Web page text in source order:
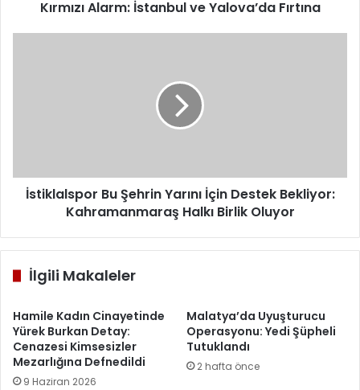
FırtınaKırmızı Alarm: İstanbul ve Yalova’da Fırtına
Halkı
Birlikİstiklalspor Bu Şehrin Yarını İçin Destek Bekliyor:
Kahramanmaraş Halkı Birlik Oluyor
İlgili Makaleler
Hamile Kadın Cinayetinde
Yürek Burkan Detay:
Cenazesi Kimsesizler
Mezarlığına Defnedildi
9 Haziran 2026
Malatya’da Uyuşturucu
Operasyonu: Yedi Şüpheli
Tutuklandı
2 hafta önce